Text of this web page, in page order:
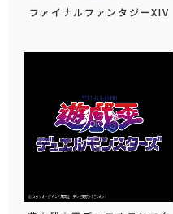
ファイナルファンタジーXIV